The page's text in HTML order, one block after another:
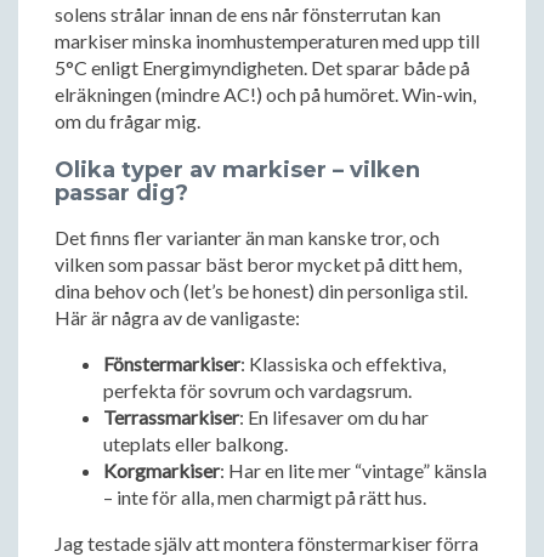
solens strålar innan de ens når fönsterrutan kan
markiser minska inomhustemperaturen med upp till
5°C enligt Energimyndigheten. Det sparar både på
elräkningen (mindre AC!) och på humöret. Win-win,
om du frågar mig.
Olika typer av markiser – vilken
passar dig?
Det finns fler varianter än man kanske tror, och
vilken som passar bäst beror mycket på ditt hem,
dina behov och (let’s be honest) din personliga stil.
Här är några av de vanligaste:
Fönstermarkiser: Klassiska och effektiva,
perfekta för sovrum och vardagsrum.
Terrassmarkiser: En lifesaver om du har
uteplats eller balkong.
Korgmarkiser: Har en lite mer “vintage” känsla
– inte för alla, men charmigt på rätt hus.
Jag testade själv att montera fönstermarkiser förra